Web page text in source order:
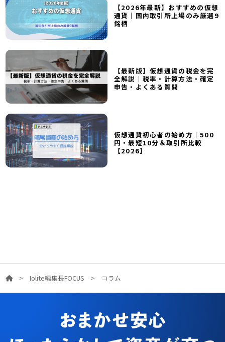
【2026年最新】おすすめの仮想
通貨｜国内取引所上場のみ厳選9
銘柄
【最新版】仮想通貨の税金を完
全解説｜税率・計算方法・確定
申告・よくある質問
仮想通貨初心者の始め方｜500
円・最短10分＆取引所比較
【2026】
> Iolite編集長FOCUS > コラム